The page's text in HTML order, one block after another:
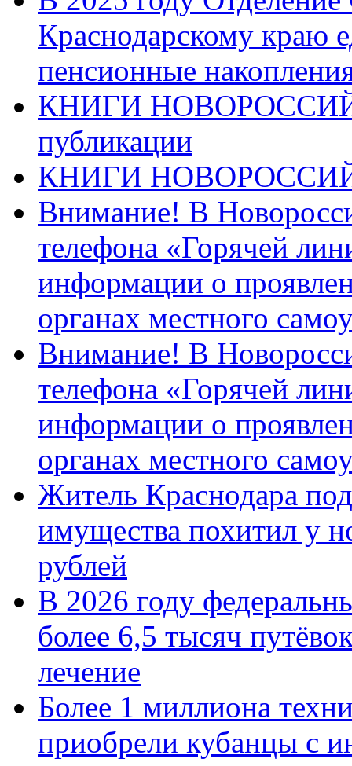
Краснодарскому краю
пенсионные
КНИГИ
публикации
КНИГИ
Внимание! В
телефона «Горячей
информации о
органах местного
Внимание! В
телефона «Горячей
информации о
органах местного
Житель Краснодара
имущества похитил у
рублей
В 2026 году
более 6,5 тысяч
лечение
Более 1 миллиона
приобрели кубанцы с